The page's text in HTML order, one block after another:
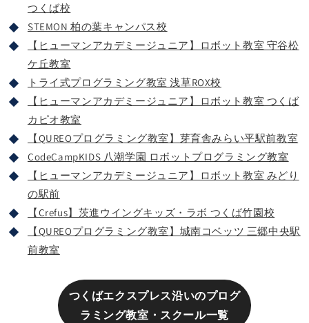
つくば校
STEMON 柏の葉キャンパス校
【ヒューマンアカデミージュニア】ロボット教室 守谷松
ケ丘教室
トライ式プログラミング教室 浅草ROX校
【ヒューマンアカデミージュニア】ロボット教室 つくば
カピオ教室
【QUREOプログラミング教室】芽育舎みらい平駅前教室
CodeCampKIDS 八潮学園 ロボットプログラミング教室
【ヒューマンアカデミージュニア】ロボット教室 みどり
の駅前
【Crefus】茨進ウイングキッズ・ラボ つくば竹園校
【QUREOプログラミング教室】城南コベッツ 三郷中央駅
前教室
つくばエクスプレス沿いのプログ
ラミング教室・スクール一覧